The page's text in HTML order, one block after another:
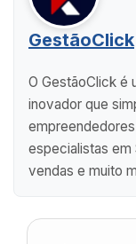
GestãoClick
O GestãoClick é
inovador que
especialistas em
vendas e muito